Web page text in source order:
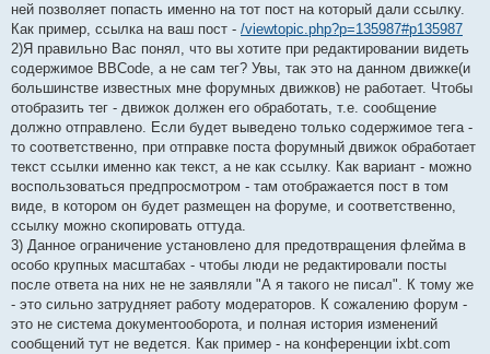
ней позволяет попасть именно на тот пост на который дали ссылку.
Как пример, ссылка на ваш пост - /viewtopic.php?p=135987#p135987
2)Я правильно Вас понял, что вы хотите при редактировании видеть
содержимое BBCode, а не сам тег? Увы, так это на данном движке(и
большинстве известных мне форумных движков) не работает. Чтобы
отобразить тег - движок должен его обработать, т.е. сообщение
должно отправлено. Если будет выведено только содержимое тега -
то соответственно, при отправке поста форумный движок обработает
текст ссылки именно как текст, а не как ссылку. Как вариант - можно
воспользоваться предпросмотром - там отображается пост в том
виде, в котором он будет размещен на форуме, и соответственно,
ссылку можно скопировать оттуда.
3) Данное ограничение установлено для предотвращения флейма в
особо крупных масштабах - чтобы люди не редактировали посты
после ответа на них не не заявляли "А я такого не писал". К тому же
- это сильно затрудняет работу модераторов. К сожалению форум -
это не система документооборота, и полная история изменений
сообщений тут не ведется. Как пример - на конференции ixbt.com